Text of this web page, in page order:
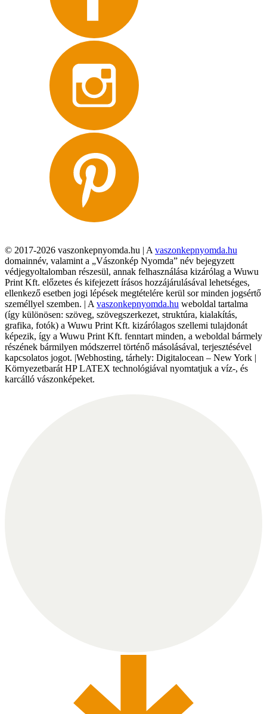
© 2017-2026 vaszonkepnyomda.hu | A vaszonkepnyomda.hu
domainnév, valamint a „Vászonkép Nyomda” név bejegyzett
védjegyoltalomban részesül, annak felhasználása kizárólag a Wuwu
Print Kft. előzetes és kifejezett írásos hozzájárulásával lehetséges,
ellenkező esetben jogi lépések megtételére kerül sor minden jogsértő
személlyel szemben. | A vaszonkepnyomda.hu weboldal tartalma
(így különösen: szöveg, szövegszerkezet, struktúra, kialakítás,
grafika, fotók) a Wuwu Print Kft. kizárólagos szellemi tulajdonát
képezik, így a Wuwu Print Kft. fenntart minden, a weboldal bármely
részének bármilyen módszerrel történő másolásával, terjesztésével
kapcsolatos jogot. |Webhosting, tárhely: Digitalocean – New York |
Környezetbarát HP LATEX technológiával nyomtatjuk a víz-, és
karcálló vászonképeket.